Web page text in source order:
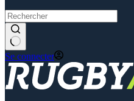
Se connecter